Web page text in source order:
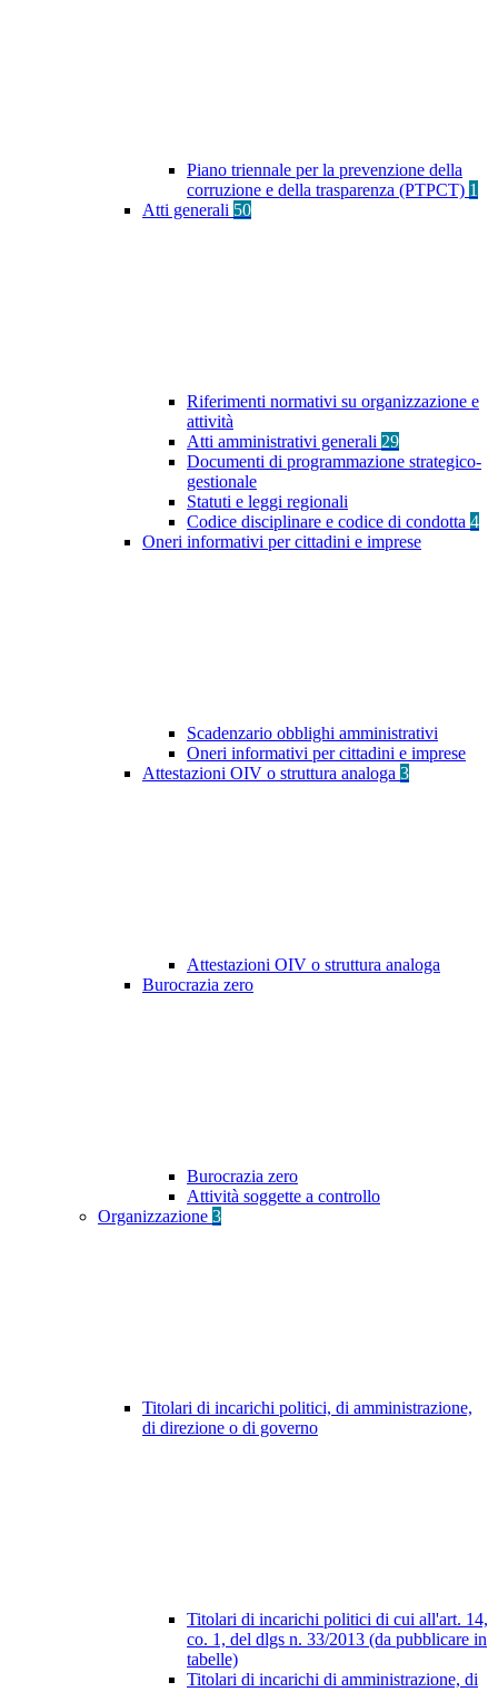
Piano triennale per la prevenzione della
corruzione e della trasparenza (PTPCT) 1
Atti generali 50
Riferimenti normativi su organizzazione e
attività
Atti amministrativi generali 29
Documenti di programmazione strategico-
gestionale
Statuti e leggi regionali
Codice disciplinare e codice di condotta 4
Oneri informativi per cittadini e imprese
Scadenzario obblighi amministrativi
Oneri informativi per cittadini e imprese
Attestazioni OIV o struttura analoga 3
Attestazioni OIV o struttura analoga
Burocrazia zero
Burocrazia zero
Attività soggette a controllo
Organizzazione 3
Titolari di incarichi politici, di amministrazione,
di direzione o di governo
Titolari di incarichi politici di cui all'art. 14,
co. 1, del dlgs n. 33/2013 (da pubblicare in
tabelle)
Titolari di incarichi di amministrazione, di